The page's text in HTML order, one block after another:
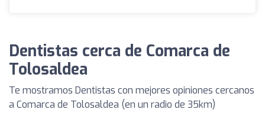
Dentistas cerca de Comarca de
Tolosaldea
Te mostramos Dentistas con mejores opiniones cercanos
a Comarca de Tolosaldea (en un radio de 35km)